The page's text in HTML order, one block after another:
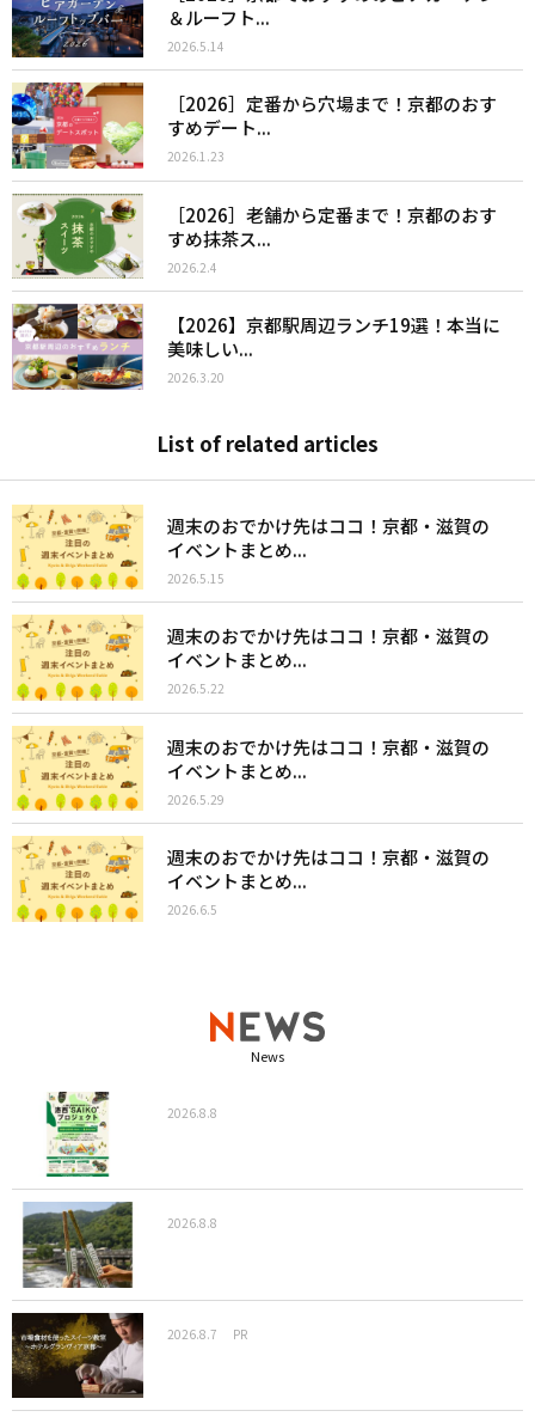
＆ルーフト...
2026.5.14
［2026］定番から穴場まで！京都のおす
すめデート...
2026.1.23
［2026］老舗から定番まで！京都のおす
すめ抹茶ス...
2026.2.4
【2026】京都駅周辺ランチ19選！本当に
美味しい...
2026.3.20
List of related articles
週末のおでかけ先はココ！京都・滋賀の
イベントまとめ...
2026.5.15
週末のおでかけ先はココ！京都・滋賀の
イベントまとめ...
2026.5.22
週末のおでかけ先はココ！京都・滋賀の
イベントまとめ...
2026.5.29
週末のおでかけ先はココ！京都・滋賀の
イベントまとめ...
2026.6.5
News
2026.8.8
2026.8.8
2026.8.7 PR